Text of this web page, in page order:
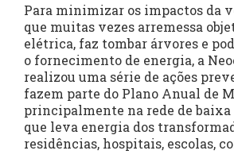
Para minimizar os impactos da
que muitas vezes arremessa
elétrica, faz tombar árvores e
o fornecimento de energia, a
realizou uma série de ações
fazem parte do Plano Anual de
principalmente na rede de baixa
que leva energia dos
residências, hospitais, escolas,